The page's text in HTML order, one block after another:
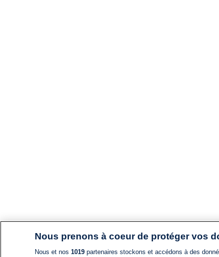
Nous prenons à coeur de protéger vos
Nous et nos 1019partenaires stockons et accédons à des